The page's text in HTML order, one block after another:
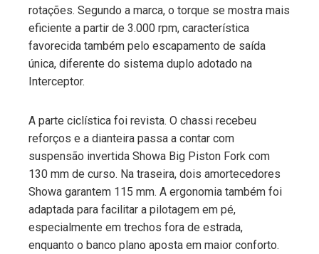
rotações. Segundo a marca, o torque se mostra mais
eficiente a partir de 3.000 rpm, característica
favorecida também pelo escapamento de saída
única, diferente do sistema duplo adotado na
Interceptor.
A parte ciclística foi revista. O chassi recebeu
reforços e a dianteira passa a contar com
suspensão invertida Showa Big Piston Fork com
130 mm de curso. Na traseira, dois amortecedores
Showa garantem 115 mm. A ergonomia também foi
adaptada para facilitar a pilotagem em pé,
especialmente em trechos fora de estrada,
enquanto o banco plano aposta em maior conforto.